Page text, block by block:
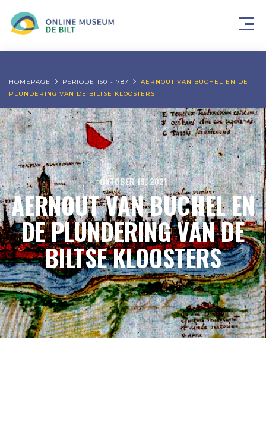
HOMEPAGE PERIODE 1501-1787
AERNOUT VAN BUCHEL EN DE
PLUNDERING VAN DE BILTSE KLOOSTERS
OKTOBER 19, 2021
AERNOUT VAN BUCHEL EN
DE PLUNDERING VAN DE
BILTSE KLOOSTERS